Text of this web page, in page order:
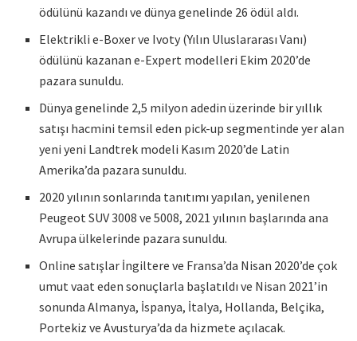
ödülünü kazandı ve dünya genelinde 26 ödül aldı.
Elektrikli e-Boxer ve Ivoty (Yılın Uluslararası Vanı)
ödülünü kazanan e-Expert modelleri Ekim 2020’de
pazara sunuldu.
Dünya genelinde 2,5 milyon adedin üzerinde bir yıllık
satışı hacmini temsil eden pick-up segmentinde yer alan
yeni yeni Landtrek modeli Kasım 2020’de Latin
Amerika’da pazara sunuldu.
2020 yılının sonlarında tanıtımı yapılan, yenilenen
Peugeot SUV 3008 ve 5008, 2021 yılının başlarında ana
Avrupa ülkelerinde pazara sunuldu.
Online satışlar İngiltere ve Fransa’da Nisan 2020’de çok
umut vaat eden sonuçlarla başlatıldı ve Nisan 2021’in
sonunda Almanya, İspanya, İtalya, Hollanda, Belçika,
Portekiz ve Avusturya’da da hizmete açılacak.